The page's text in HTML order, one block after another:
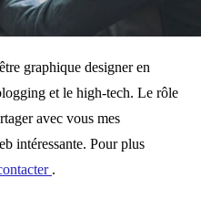
graphique designer en
et le high-tech. Le rôle
avec vous mes
intéressante. Pour plus
.